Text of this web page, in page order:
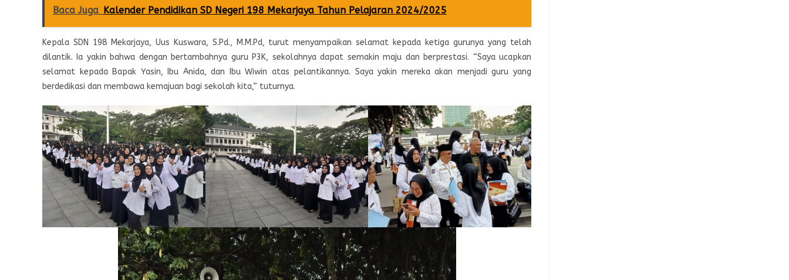
Baca Juga Kalender Pendidikan SD Negeri 198 Mekarjaya Tahun Pelajaran 2024/2025
Kepala SDN 198 Mekarjaya, Uus Kuswara, S.Pd., M.M.Pd, turut menyampaikan selamat kepada ketiga gurunya yang telah
dilantik. Ia yakin bahwa dengan bertambahnya guru P3K, sekolahnya dapat semakin maju dan berprestasi. “Saya ucapkan
selamat kepada Bapak Yasin, Ibu Anida, dan Ibu Wiwin atas pelantikannya. Saya yakin mereka akan menjadi guru yang
berdedikasi dan membawa kemajuan bagi sekolah kita,” tuturnya.